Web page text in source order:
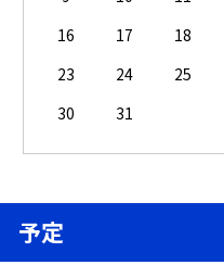
16
17 18
23
24 25
30
31
予定